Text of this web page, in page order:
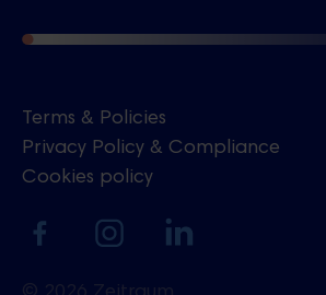
Terms & Policies
Privacy Policy & Compliance
Cookies policy